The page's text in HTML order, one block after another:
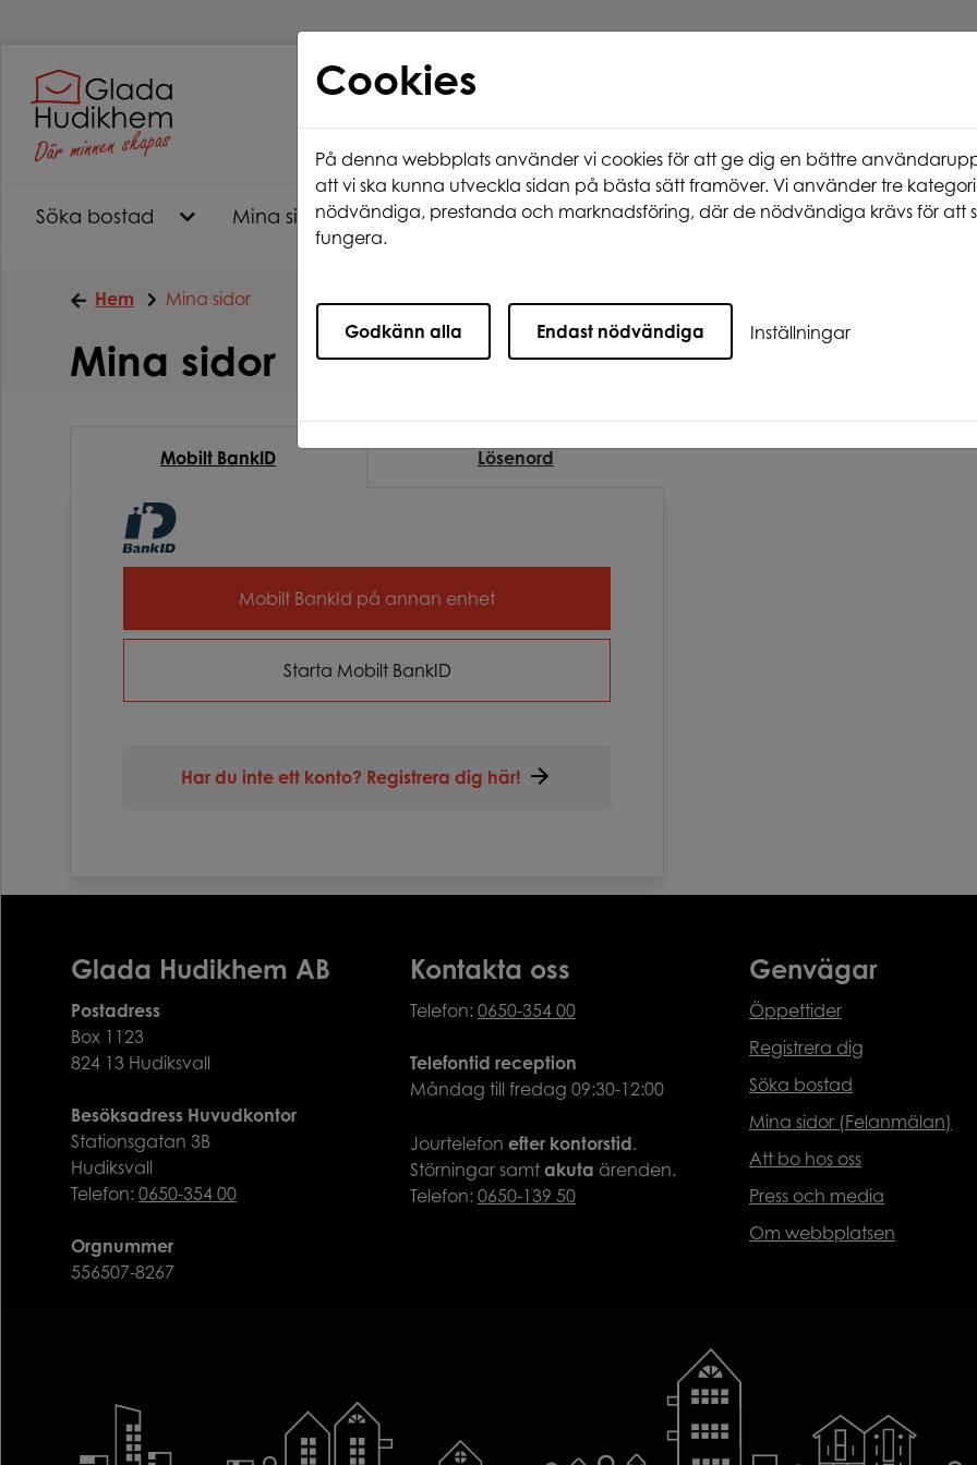
Söka bostad Mina sidor Ledigt just nu Våra områden Att bo hos oss
Hem Mina sidor
Mina sidor
Mobilt BankID Lösenord
Starta Mobilt BankID
Mobilt BankId på annan enhet
Har du inte ett konto? Registrera dig här!
Glada Hudikhem AB
Postadress
Box 1123
824 13 Hudiksvall
Besöksadress Huvudkontor
Stationsgatan 3B
Hudiksvall
Telefon: 0650-354 00
Orgnummer
556507-8267
Kontakta oss
Telefon: 0650-354 00
Telefontid reception
Måndag till fredag 09:30-12:00
Jourtelefon efter kontorstid.
Störningar samt akuta ärenden.
Telefon: 0650-139 50
Genvägar
Öppettider
Registrera dig
Söka bostad
Mina sidor (Felanmälan)
Att bo hos oss
Press och media
Om webbplatsen
Cookies
På denna webbplats använder vi cookies för att ge dig en bättre
att vi ska kunna utveckla sidan på bästa sätt framöver. Vi använder tre
nödvändiga, prestanda och marknadsföring, där de nödvändiga krävs för att
fungera.
Godkänn alla Endast nödvändiga Inställningar